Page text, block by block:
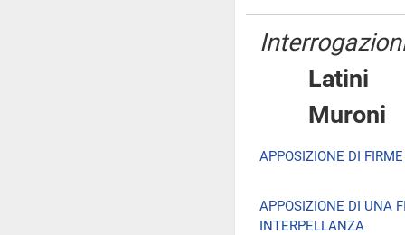
APPOSIZIONE DI
APPOSIZIONE DI UNA
INTERPELLANZA